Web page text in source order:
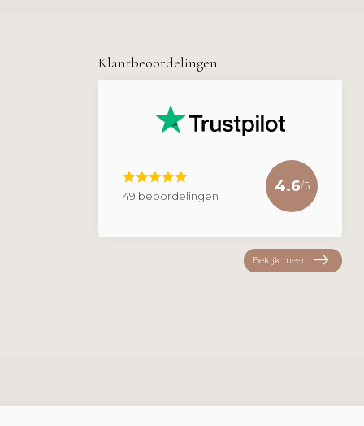
Klantbeoordelingen
49 beoordelingen
4.6/5
Bekijk meer